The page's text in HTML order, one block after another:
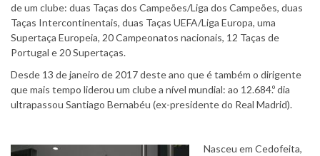
de um clube: duas Taças dos Campeões/Liga dos Campeões, duas
Taças Intercontinentais, duas Taças UEFA/Liga Europa, uma
Supertaça Europeia, 20 Campeonatos nacionais, 12 Taças de
Portugal e 20 Supertaças.
Desde 13 de janeiro de 2017 deste ano que é também o dirigente
que mais tempo liderou um clube a nível mundial: ao 12.684.º dia
ultrapassou Santiago Bernabéu (ex-presidente do Real Madrid).
Nasceu em Cedofeita,